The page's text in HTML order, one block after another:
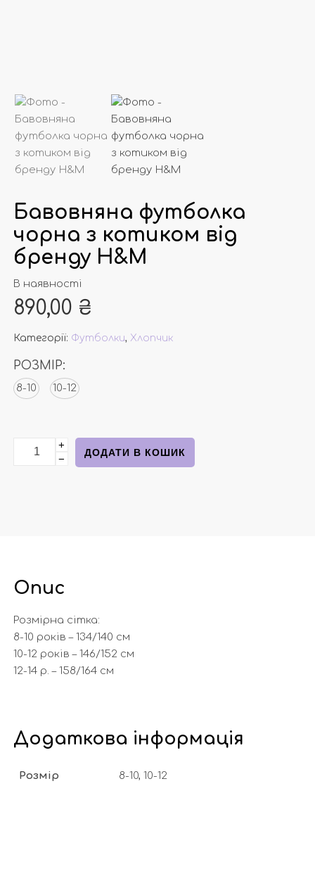
Бавовняна футболка
чорна з котиком від
бренду Н&М
В наявності
890,00 ₴
Категорії: Футболки, Хлопчик
РОЗМІР:
8-10 10-12
Бавовняна футболка чорна з котиком від бренду
+
−
ДОДАТИ В КОШИК
Опис
Розмірна сітка:
8-10 років – 134/140 см
10-12 років – 146/152 см
12-14 р. – 158/164 см
Додаткова інформація
Розмір 8-10, 10-12